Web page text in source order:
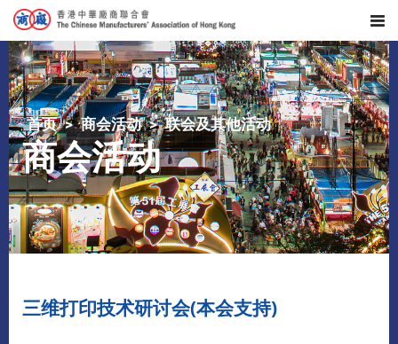
首页 商会活动 联会及其他活动
商会活动
三维打印技术研讨会(本会支持)